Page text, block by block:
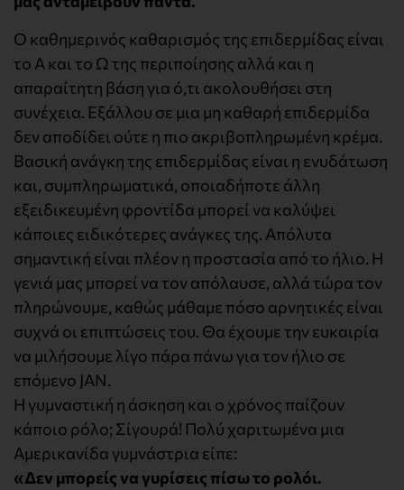
Ο καθημερινός καθαρισμός της επιδερμίδας είναι
το Α και το Ω της περιποίησης αλλά και η
απαραίτητη βάση για ό,τι ακολουθήσει στη
συνέχεια. Εξάλλου σε μια μη καθαρή επιδερμίδα
δεν αποδίδει ούτε η πιο ακριβοπληρωμένη κρέμα.
Βασική ανάγκη της επιδερμίδας είναι η ενυδάτωση
και, συμπληρωματικά, οποιαδήποτε άλλη
εξειδικευμένη φροντίδα μπορεί να καλύψει
κάποιες ειδικότερες ανάγκες της. Απόλυτα
σημαντική είναι πλέον η προστασία από το ήλιο. Η
γενιά μας μπορεί να τον απόλαυσε, αλλά τώρα τον
πληρώνουμε, καθώς μάθαμε πόσο αρνητικές είναι
συχνά οι επιπτώσεις του. Θα έχουμε την ευκαιρία
να μιλήσουμε λίγο πάρα πάνω για τον ήλιο σε
επόμενο JAN.
Η γυμναστική η άσκηση και ο χρόνος παίζουν
κάποιο ρόλο; Σίγουρά! Πολύ χαριτωμένα μια
Αμερικανίδα γυμνάστρια είπε:
«Δεν μπορείς να γυρίσεις πίσω το ρολόι.